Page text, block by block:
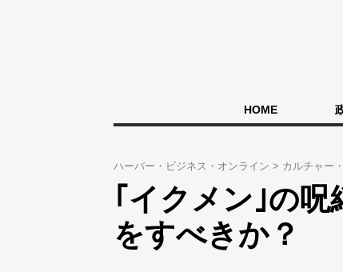
HOME
ハーバー・ビジネス・オンライン カルチャー
｢イクメン｣の
をすべきか？